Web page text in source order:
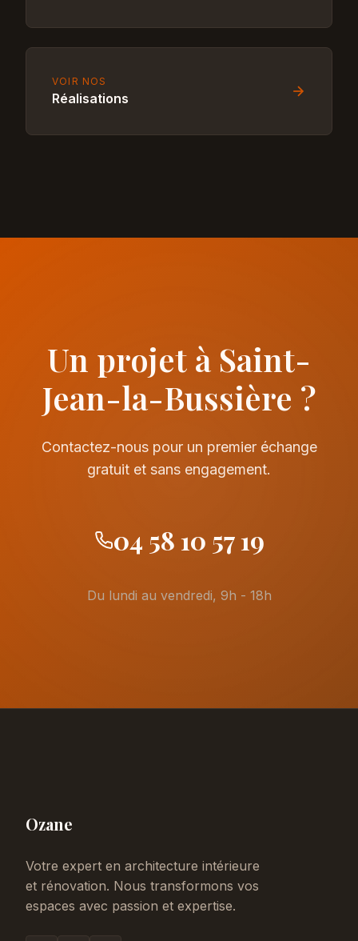
VOIR NOS
Réalisations
Un projet à Saint-
Jean-la-Bussière ?
Contactez-nous pour un premier échange
gratuit et sans engagement.
04 58 10 57 19
Du lundi au vendredi, 9h - 18h
Ozane
Votre expert en architecture intérieure
et rénovation. Nous transformons vos
espaces avec passion et expertise.